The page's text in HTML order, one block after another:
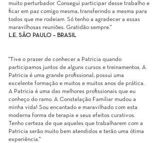
muito perturbador. Consegui participar desse trabalho e
ficar em paz comigo mesma, transferindo a mesma para
todos que me rodeiam. Só tenho a agradecer a essas
maravilhosas reuniões. Gratidão sempre."
L.E. SÃO PAULO – BRASIL
"Tive o prazer de conhecer a Patricia quando
participamos juntos de alguns cursos e treinamentos. A
Patricia é uma grande profissional, possui uma
excelente formação e muitos e muitos anos de prática.
A Patricia é uma das melhores profissionais que eu
conheço do ramo. A Constelação Familiar mudou a
minha vida! Sou encantado e maravilhado com esta
moderna forma de terapia e seus efeitos curativos.
Tenho certeza de que aqueles que trabalharem com a
Patricia serão muito bem atendidos e terão uma ótima
experiência."